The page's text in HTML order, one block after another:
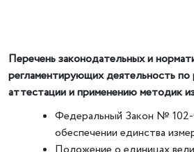
Перечень законодательных и
регламентирующих деятельность по
аттестации и применению методик
Федеральный Закон №
обеспечении единства